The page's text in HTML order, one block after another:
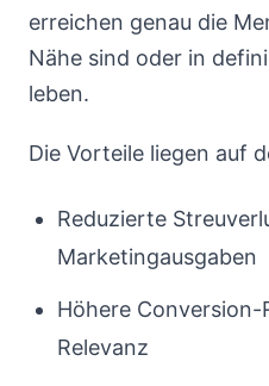
erreichen genau die
Nähe sind oder in
leben.
Die Vorteile liegen auf
Reduzierte
Marketingausgaben
Höhere
Relevanz